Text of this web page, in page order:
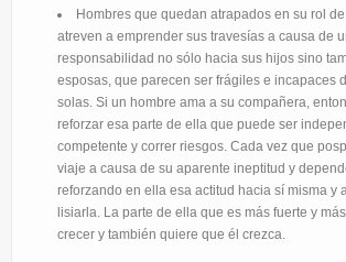
Hombres que quedan atrapados en su rol
atreven a emprender sus travesías a causa de
responsabilidad no sólo hacia sus hijos sino
esposas, que parecen ser frágiles e incapaces
solas. Si un hombre ama a su compañera,
reforzar esa parte de ella que puede ser
competente y correr riesgos. Cada vez que
viaje a causa de su aparente ineptitud y
reforzando en ella esa actitud hacia sí misma y
lisiarla. La parte de ella que es más fuerte y
crecer y también quiere que él crezca.